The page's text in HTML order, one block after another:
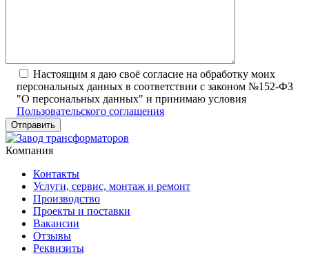
Настоящим я даю своё согласие на обработку моих
персональных данных в соответствии с законом №152-ФЗ
"О персональных данных" и принимаю условия
Пользовательского соглашения
Компания
Контакты
Услуги, сервис, монтаж и ремонт
Производство
Проекты и поставки
Вакансии
Отзывы
Реквизиты